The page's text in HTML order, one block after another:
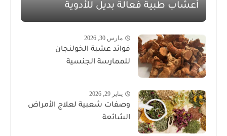
أعشاب طبية فعالة بديل للأدوية
مارس 30, 2026
فوائد عشبة الخولنجان
للممارسة الجنسية
يناير 29, 2026
وصفات شعبية لعلاج الأمراض
الشائعة